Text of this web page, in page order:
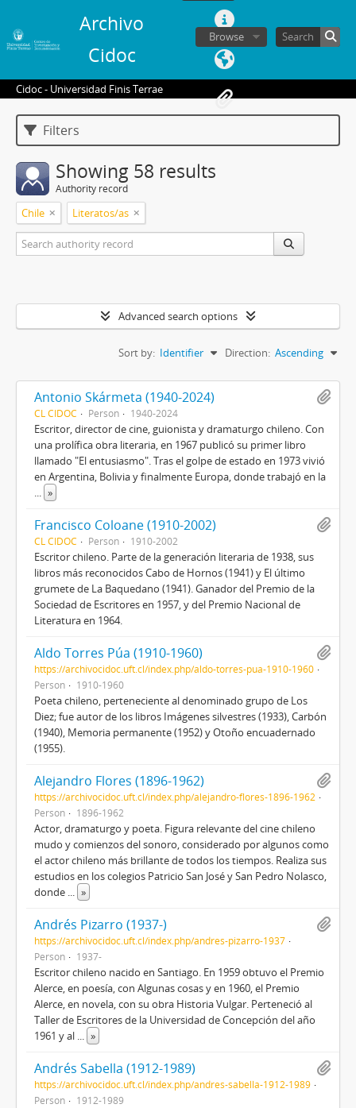
Archivo
Cidoc
Browse
Cidoc - Universidad Finis Terrae
Filters
Showing 58 results
Authority record
Chile Literatos/as
Advanced search options
Sort by: Identifier Direction: Ascending
Antonio Skármeta (1940-2024)
CL CIDOC Person 1940-2024
Escritor, director de cine, guionista y dramaturgo chileno. Con
una prolífica obra literaria, en 1967 publicó su primer libro
llamado "El entusiasmo". Tras el golpe de estado en 1973 vivió
en Argentina, Bolivia y finalmente Europa, donde trabajó en la
... »
Francisco Coloane (1910-2002)
CL CIDOC Person 1910-2002
Escritor chileno. Parte de la generación literaria de 1938, sus
libros más reconocidos Cabo de Hornos (1941) y El último
grumete de La Baquedano (1941). Ganador del Premio de la
Sociedad de Escritores en 1957, y del Premio Nacional de
Literatura en 1964.
Aldo Torres Púa (1910-1960)
https://archivocidoc.uft.cl/index.php/aldo-torres-pua-1910-1960
Person
1910-1960
Poeta chileno, perteneciente al denominado grupo de Los
Diez; fue autor de los libros Imágenes silvestres (1933), Carbón
(1940), Memoria permanente (1952) y Otoño encuadernado
(1955).
Alejandro Flores (1896-1962)
https://archivocidoc.uft.cl/index.php/alejandro-flores-1896-1962
Person
1896-1962
Actor, dramaturgo y poeta. Figura relevante del cine chileno
mudo y comienzos del sonoro, considerado por algunos como
el actor chileno más brillante de todos los tiempos. Realiza sus
estudios en los colegios Patricio San José y San Pedro Nolasco,
donde ... »
Andrés Pizarro (1937-)
https://archivocidoc.uft.cl/index.php/andres-pizarro-1937
Person
1937-
Escritor chileno nacido en Santiago. En 1959 obtuvo el Premio
Alerce, en poesía, con Algunas cosas y en 1960, el Premio
Alerce, en novela, con su obra Historia Vulgar. Perteneció al
Taller de Escritores de la Universidad de Concepción del año
1961 y al ... »
Andrés Sabella (1912-1989)
https://archivocidoc.uft.cl/index.php/andres-sabella-1912-1989
Person
1912-1989